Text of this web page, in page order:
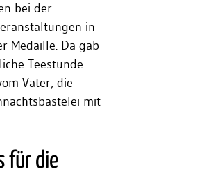
bei der
in
Medaille. Da gab
Teestunde
Vater, die
mit
für die